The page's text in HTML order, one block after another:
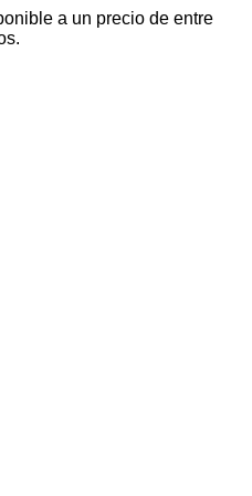
a un precio de entre